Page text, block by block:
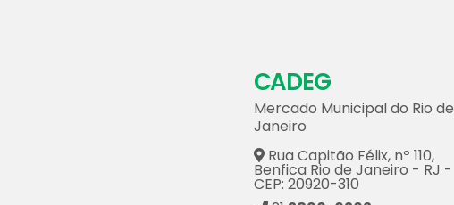
CADEG
Mercado Municipal do Rio de
Janeiro
Rua Capitão Félix, nº 110,
Benfica Rio de Janeiro - RJ -
CEP: 20920-310